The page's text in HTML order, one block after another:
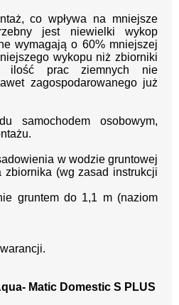
co wpływa na mniejsze
jest niewielki wykop
wymagają o 60% mniejszej
wykopu niż zbiorniki
ilość prac ziemnych nie
zagospodarowanego już
samochodem osobowym,
w wodzie gruntowej
zbiornika (wg zasad instrukcji
gruntem do 1,1 m (naziom
Matic Domestic S PLUS